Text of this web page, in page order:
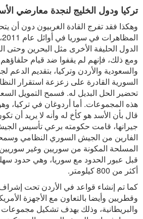
تركيا ودول الخليج لنجدة معارضي
وهكذا فقد تفرج القادة الغربيون دون
الدول الحليفة الأخرى مثل البحرين وحتى
ومع ذلك، فإنهم لم يقفوا ضد قيام
والسعودية والأردن وتركيا، بتقديم الدعم
السورية القادرة على زعزعة استقرار
تحضير الحل البديل له. فسمح التمويل
هذه المجموعات. أما أردوغان في تركيا،
قال بأن الأسد هو كأخ له وأنه لا يريد أن
جيرانها، قامت حكومته برعي تأسيس
الفارين من الجيش السوري النظامي
المسلحة المكونة من سوريين وغير
قبل عبور الحدود مع سوريا، وهي حدود
أكثر من 800 كيلومتر.
كما تم إنشاء قواعد في الأردن تحت
وقطريين وأيضا بالتعاون مع الأجهزة
والبريطانية، وذلك بهدف تشكيل مجموعات